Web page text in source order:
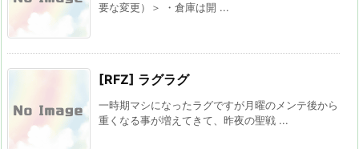
要な変更）＞ ・倉庫は開 ...
[RFZ] ラグラグ
一時期マシになったラグですが月曜のメンテ後から
重くなる事が増えてきて、昨夜の聖戦 ...